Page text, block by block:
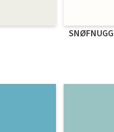
SNØFNUGG